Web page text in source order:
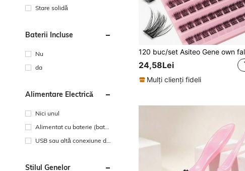
Stare solidă
Baterii Incluse
Nu
da
Alimentare Electrică
Nici unul
Alimentat cu baterie (bateri
USB sau altă conexiune de
Stilul Genelor
24,58Lei
Mulți clienți fideli